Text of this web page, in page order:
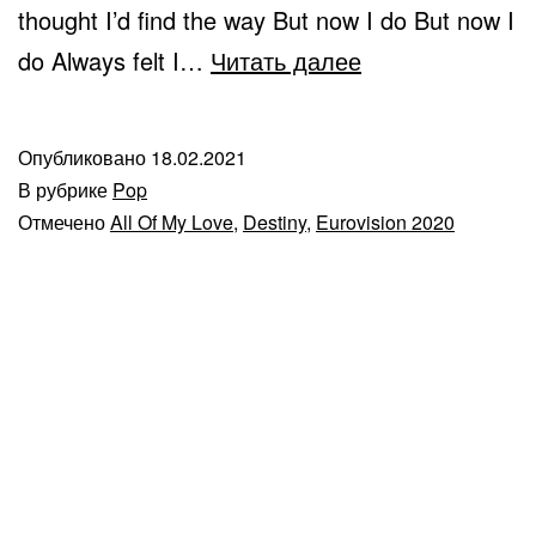
thought I’d find the way But now I do But now I
do Always felt I… Читать далееDestiny
My
Опубликовано 18.02.2021
В рубрике Pop
ОтмеченоAll Of My Love, Destiny, Eurovision 2020